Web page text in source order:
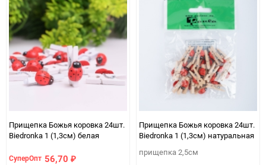
Прищепка Божья коровка 24шт.
Biedronka 1 (1,3см) белая
СуперОпт 56,70 ₽
Прищепка Божья коровка 24шт.
Biedronka 1 (1,3см) натуральная
прищепка 2,5см